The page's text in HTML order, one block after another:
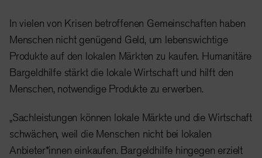
In vielen von Krisen betroffenen Gemeinschaften haben
Menschen nicht genügend Geld, um lebenswichtige
Produkte auf den lokalen Märkten zu kaufen. Humanitäre
Bargeldhilfe stärkt die lokale Wirtschaft und hilft den
Menschen, notwendige Produkte zu erwerben.
„Sachleistungen können lokale Märkte und die Wirtschaft
schwächen, weil die Menschen nicht bei lokalen
Anbieter*innen einkaufen. Bargeldhilfe hingegen erzielt